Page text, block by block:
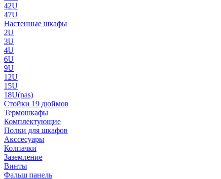
42U
47U
Настенные шкафы
2U
3U
4U
6U
9U
12U
15U
18U(nas)
Стойки 19 дюймов
Термошкафы
Комплектующие
Полки для шкафов
Акссесуары
Колпачки
Заземление
Винты
Фальш панель